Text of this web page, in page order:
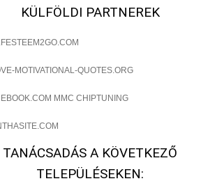
sebészeti praxisban.
páciensszám növekedés
os Növekedést
Lépésről lépésre marketing tervrajz,
eredményezett. Ismerje meg a
szonyegtisztito.net
marketing stratégiai tervrajz
os Növekedésének
Története
Teljes dokumentáció egy klinika
átalakulási útjáról, bemutatva az utat a
küzdő praxistól a virágzó vállalkozásig
150%-os növekedéssel.
🎪 18. Szemhéjplasztika
Iránti Érdeklődés 150%-
KÜLFÖLDI PARTNEREK
MOTIVATIONAL-QUOTES.ORG
MMC CHIPTUNING
TANÁCSADÁS A KÖVETKEZŐ
TELEPÜLÉSEKEN: